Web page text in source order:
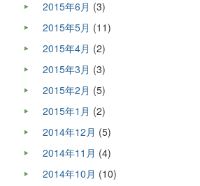
2015年6月 (3)
2015年5月 (11)
2015年4月 (2)
2015年3月 (3)
2015年2月 (5)
2015年1月 (2)
2014年12月 (5)
2014年11月 (4)
2014年10月 (10)